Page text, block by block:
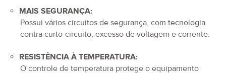
MAIS SEGURANÇA:
Possui vários circuitos de segurança, com tecnologia
contra curto-circuito, excesso de voltagem e corrente.
RESISTÊNCIA À TEMPERATURA:
O controle de temperatura protege o equipamento